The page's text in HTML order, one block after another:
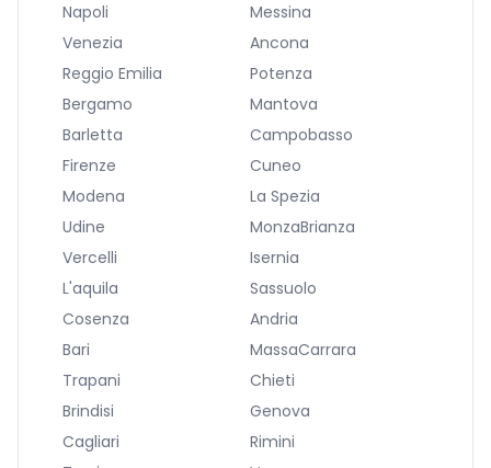
Napoli
Messina
Venezia
Ancona
Reggio Emilia
Potenza
Bergamo
Mantova
Barletta
Campobasso
Firenze
Cuneo
Modena
La Spezia
Udine
MonzaBrianza
Vercelli
Isernia
L'aquila
Sassuolo
Cosenza
Andria
Bari
MassaCarrara
Trapani
Chieti
Brindisi
Genova
Cagliari
Rimini